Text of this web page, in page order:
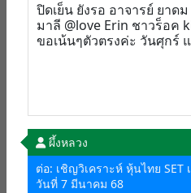
ปิดเย็น ยังรอ อาจารย์ ยาด
มาลี @love Erin ชาวร็อค
ขอเน้นๆตัวตรงค่ะ วันศุกร์
ผึ้งหลวง
ต่อ: เชิญวิเคราะห์ หุ้นไทย
วันที่ 7 มีนาคม 68